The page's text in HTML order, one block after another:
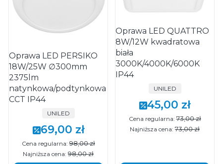
Oprawa LED PERSIKO
18W/25W ∅300mm
2375lm
natynkowa/podtynkowa
CCT IP44
PRODUCENT
UNILED
Cena promocyjna
69,00 zł
Cena regularna: 98,00 zł
Najniższa cena: 98,00 zł
Oprawa LED QUATTRO
8W/12W kwadratowa
biała
3000K/4000K/6000K
IP44
PRODUCENT
UNILED
Cena promocyjna
45,00 zł
Cena regularna: 73,00 zł
Najniższa cena: 73,00 zł